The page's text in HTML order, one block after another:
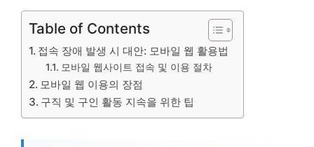
Table of Contents
접속 장애 발생 시 대안: 모바일 웹 활용법
모바일 웹사이트 접속 및 이용 절차
모바일 웹 이용의 장점
구직 및 구인 활동 지속을 위한 팁